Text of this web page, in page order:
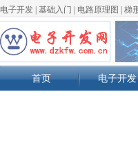
电子开发 基础入门 电路原理图 梯
首页 电子开发